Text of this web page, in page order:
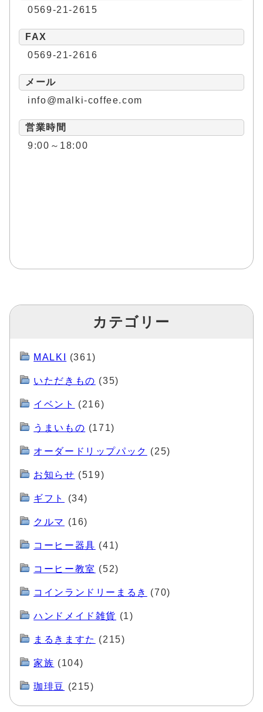
0569-21-2615
FAX
0569-21-2616
メール
info@malki-coffee.com
営業時間
9:00～18:00
カテゴリー
MALKI (361)
いただきもの (35)
イベント (216)
うまいもの (171)
オーダードリップパック (25)
お知らせ (519)
ギフト (34)
クルマ (16)
コーヒー器具 (41)
コーヒー教室 (52)
コインランドリーまるき (70)
ハンドメイド雑貨 (1)
まるきますた (215)
家族 (104)
珈琲豆 (215)